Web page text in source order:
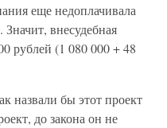
еще недоплачивала
внесудебная
рублей (1 080 000 + 48
назвали бы этот проект
до закона он не